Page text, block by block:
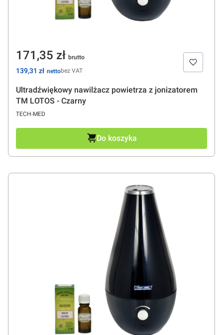
Ultradźwiękowy nawilżacz powietrza z jonizatorem
TM LOTOS - Czarny
PRODUCENT
TECH-MED
Cena
171,35 zł
Cena
139,31 zł bez VAT
Do koszyka